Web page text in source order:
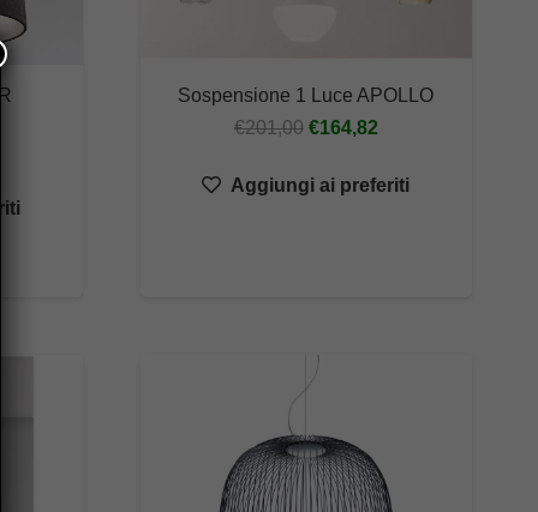
Sospensione 1 Luce APOLLO
€201,00 Il
originale
€164,82Il
attuale
Aggiungi ai preferiti